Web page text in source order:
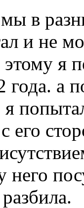
в
и не
я
а
я
его
него